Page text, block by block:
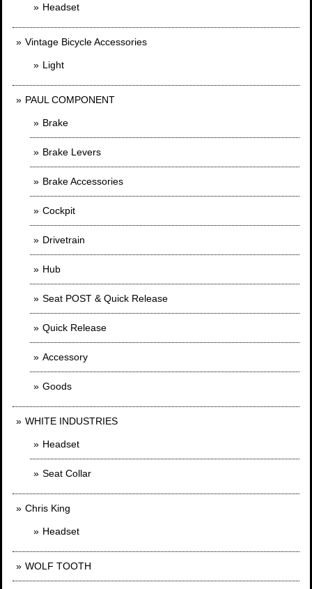
Headset
Vintage Bicycle Accessories
Light
PAUL COMPONENT
Brake
Brake Levers
Brake Accessories
Cockpit
Drivetrain
Hub
Seat POST & Quick Release
Quick Release
Accessory
Goods
WHITE INDUSTRIES
Headset
Seat Collar
Chris King
Headset
WOLF TOOTH